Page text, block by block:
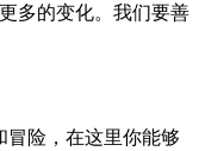
多的变化。我们要善
冒险，在这里你能够